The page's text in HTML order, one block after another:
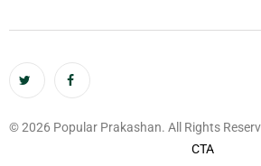
© 2026 Popular Prakashan. All Rights
CTA